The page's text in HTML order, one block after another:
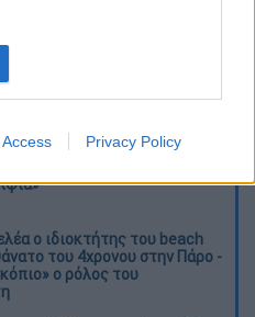
Privacy Policy
σχιζοφρενής, εμμονικός,
75 όταν τον αντάμωσε η δόξα –
την πορεία της
στο ethnos.gr:
ο ιδιοκτήτης του beach
του 4χρονου στην Πάρο -
ο ρόλος του